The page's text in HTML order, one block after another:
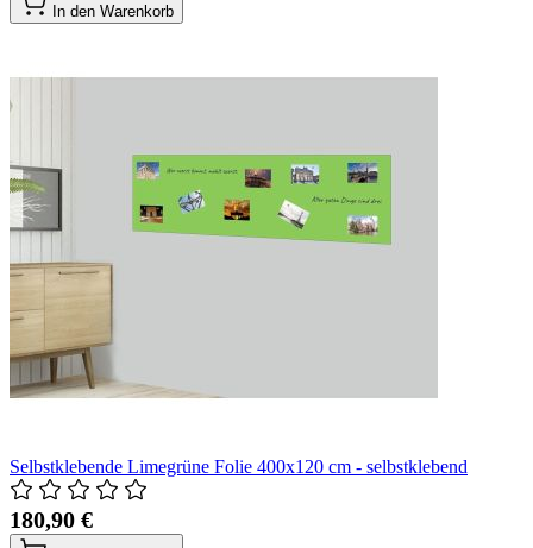
In den Warenkorb
Selbstklebende Limegrüne Folie 400x120 cm - selbstklebend
180,90 €